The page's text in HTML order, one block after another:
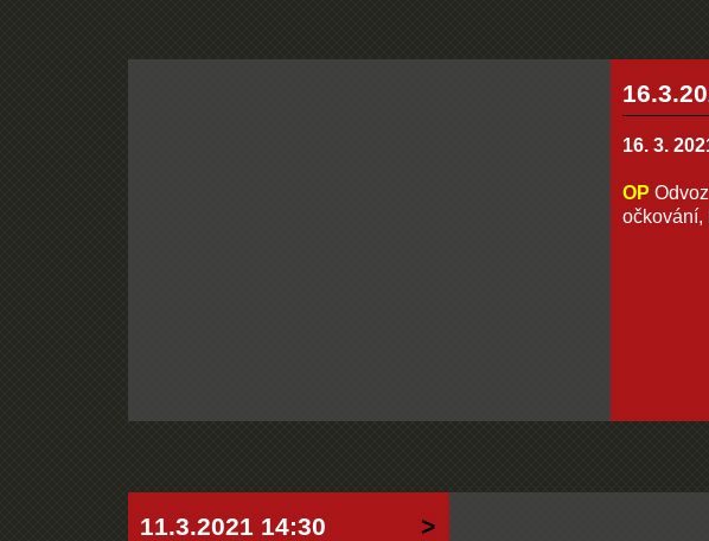
16. 3.
OP
očkování,
11.3.2021 14:30